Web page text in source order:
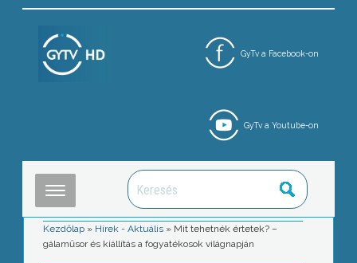
GyTv a Facebook-on
GyTv a Youtube-on
Kezdőlap » Hírek - Aktuális » Mit tehetnék értetek? –
gálaműsor és kiállítás a fogyatékosok világnapján